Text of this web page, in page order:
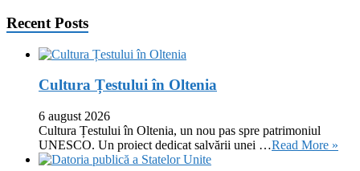
Recent Posts
Cultura Țestului în Oltenia
6 august 2026
Cultura Țestului în Oltenia, un nou pas spre patrimoniul
UNESCO. Un proiect dedicat salvării unei …Read More »